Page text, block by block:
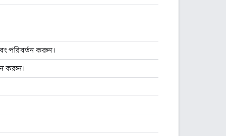
পরিবর্তন করুন।
করুন।